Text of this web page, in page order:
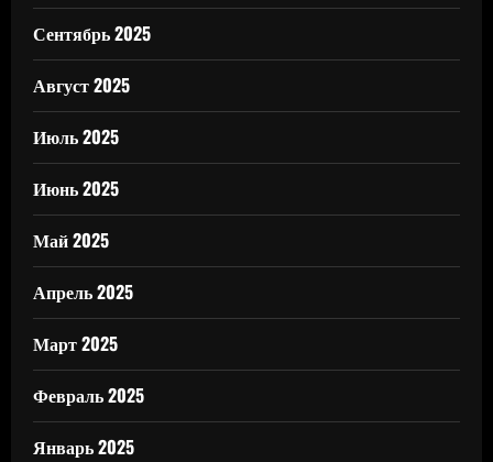
Сентябрь 2025
Август 2025
Июль 2025
Июнь 2025
Май 2025
Апрель 2025
Март 2025
Февраль 2025
Январь 2025